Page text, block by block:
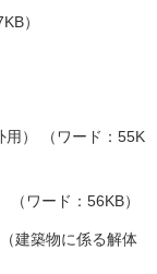
）
） （ワード：55K
ワード：56KB）
建築物に係る解体